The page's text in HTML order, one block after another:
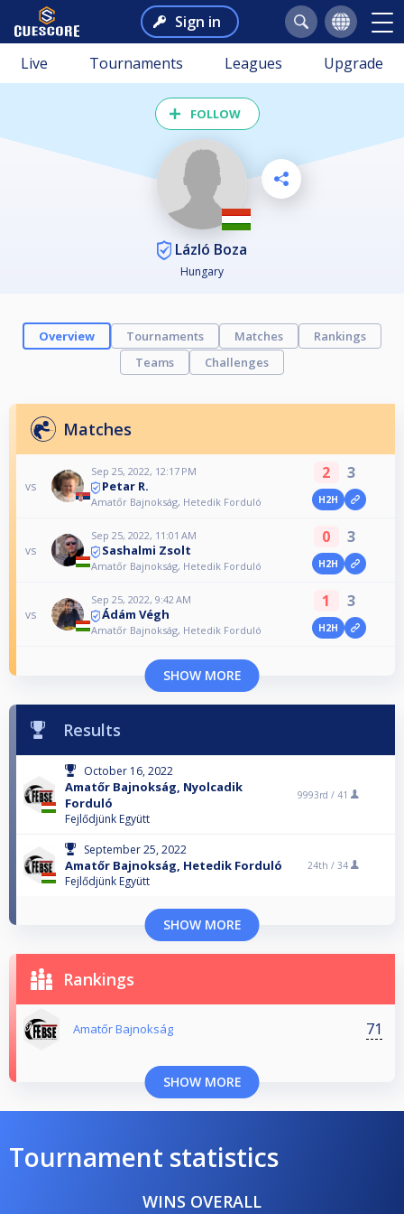
Sign in
Live Tournaments Leagues Upgrade
FOLLOW
Lázló Boza
Hungary
Overview Tournaments Matches
Rankings
Teams
Challenges
Matches
vs
Sep 25, 2022, 12:17 PM
Petar R.
Amatőr Bajnokság, Hetedik Forduló
2 3
H2H
vs
Sep 25, 2022, 11:01 AM
Sashalmi Zsolt
Amatőr Bajnokság, Hetedik Forduló
0 3
H2H
vs
Sep 25, 2022, 9:42 AM
Ádám Végh
Amatőr Bajnokság, Hetedik Forduló
1 3
H2H
SHOW MORE
Results
October 16, 2022
Amatőr Bajnokság, Nyolcadik
Forduló
Fejlődjünk Együtt
9993rd / 41
September 25, 2022
Amatőr Bajnokság, Hetedik Forduló
Fejlődjünk Együtt
24th / 34
SHOW MORE
Rankings
Amatőr Bajnokság 71
SHOW MORE
Tournament statistics
WINS OVERALL